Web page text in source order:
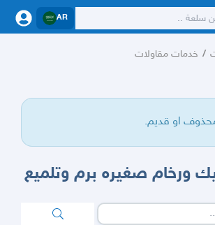
AR
/ خدمات مقاولات
او قديم.
ورخام صغيره برم وتلميع